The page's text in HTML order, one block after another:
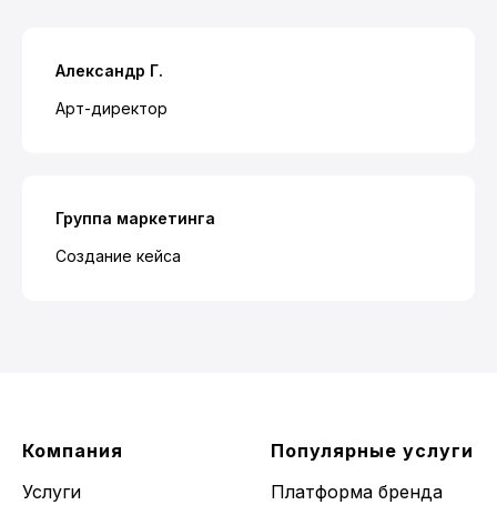
Александр Г.
Арт-директор
Группа маркетинга
Создание кейса
Компания
Услуги
Популярные услуги
Платформа бренда